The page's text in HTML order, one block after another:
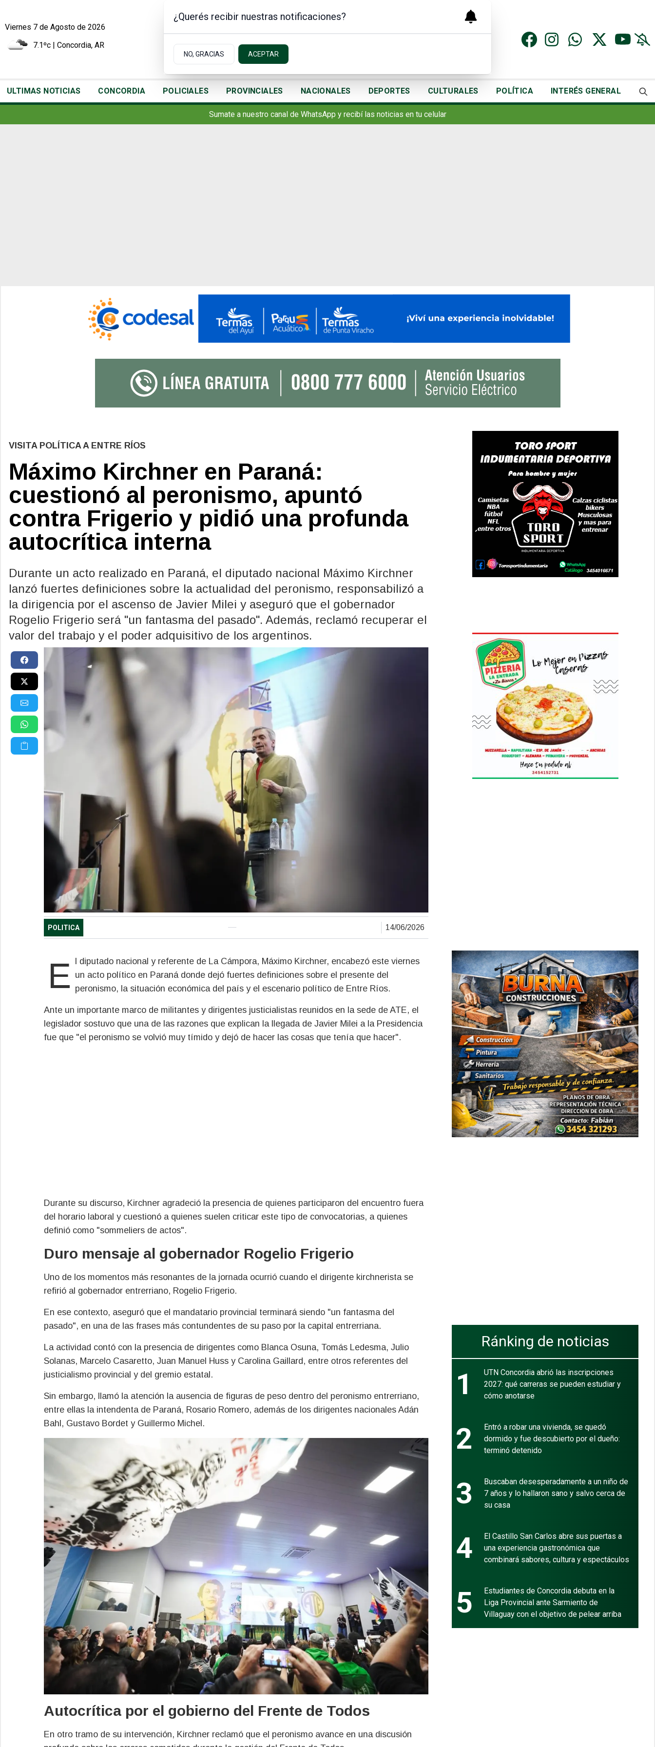
Viernes 7 de Agosto de 2026
7.1ºc | Concordia, AR
ULTIMAS NOTICIAS CONCORDIA POLICIALES PROVINCIALES NACIONALES DEPORTES CULTURALES POLÍTICA INTERÉS GENERAL
Sumate a nuestro canal de WhatsApp y recibí las noticias en tu celular
VISITA POLÍTICA A ENTRE RÍOS
Máximo Kirchner en Paraná:
cuestionó al peronismo, apuntó
contra Frigerio y pidió una profunda
autocrítica interna
Durante un acto realizado en Paraná, el diputado nacional Máximo Kirchner
lanzó fuertes definiciones sobre la actualidad del peronismo, responsabilizó a
la dirigencia por el ascenso de Javier Milei y aseguró que el gobernador
Rogelio Frigerio será "un fantasma del pasado". Además, reclamó recuperar el
valor del trabajo y el poder adquisitivo de los argentinos.
POLITICA 14/06/2026
El diputado nacional y referente de La Cámpora, Máximo Kirchner, encabezó este viernes un acto político en Paraná donde dejó fuertes definiciones sobre el presente del
peronismo, la situación económica del país y el escenario político de Entre Ríos.
Ante un importante marco de militantes y dirigentes justicialistas reunidos en la sede de ATE, el
legislador sostuvo que una de las razones que explican la llegada de Javier Milei a la Presidencia
fue que "el peronismo se volvió muy tímido y dejó de hacer las cosas que tenía que hacer".
Durante su discurso, Kirchner agradeció la presencia de quienes participaron del encuentro fuera
del horario laboral y cuestionó a quienes suelen criticar este tipo de convocatorias, a quienes
definió como "sommeliers de actos".
Duro mensaje al gobernador Rogelio Frigerio
Uno de los momentos más resonantes de la jornada ocurrió cuando el dirigente kirchnerista se
refirió al gobernador entrerriano, Rogelio Frigerio.
En ese contexto, aseguró que el mandatario provincial terminará siendo "un fantasma del
pasado", en una de las frases más contundentes de su paso por la capital entrerriana.
La actividad contó con la presencia de dirigentes como Blanca Osuna, Tomás Ledesma, Julio
Solanas, Marcelo Casaretto, Juan Manuel Huss y Carolina Gaillard, entre otros referentes del
justicialismo provincial y del gremio estatal.
Sin embargo, llamó la atención la ausencia de figuras de peso dentro del peronismo entrerriano,
entre ellas la intendenta de Paraná, Rosario Romero, además de los dirigentes nacionales Adán
Bahl, Gustavo Bordet y Guillermo Michel.
Autocrítica por el gobierno del Frente de Todos
En otro tramo de su intervención, Kirchner reclamó que el peronismo avance en una discusión
Ránking de noticias
1
UTN Concordia abrió las inscripciones
2027: qué carreras se pueden estudiar y
cómo anotarse
2
Entró a robar una vivienda, se quedó
dormido y fue descubierto por el dueño:
terminó detenido
3
Buscaban desesperadamente a un niño de
7 años y lo hallaron sano y salvo cerca de
su casa
4
El Castillo San Carlos abre sus puertas a
una experiencia gastronómica que
combinará sabores, cultura y espectáculos
5
Estudiantes de Concordia debuta en la
Liga Provincial ante Sarmiento de
Villaguay con el objetivo de pelear arriba
¿Querés recibir nuestras notificaciones?
NO, GRACIAS ACEPTAR